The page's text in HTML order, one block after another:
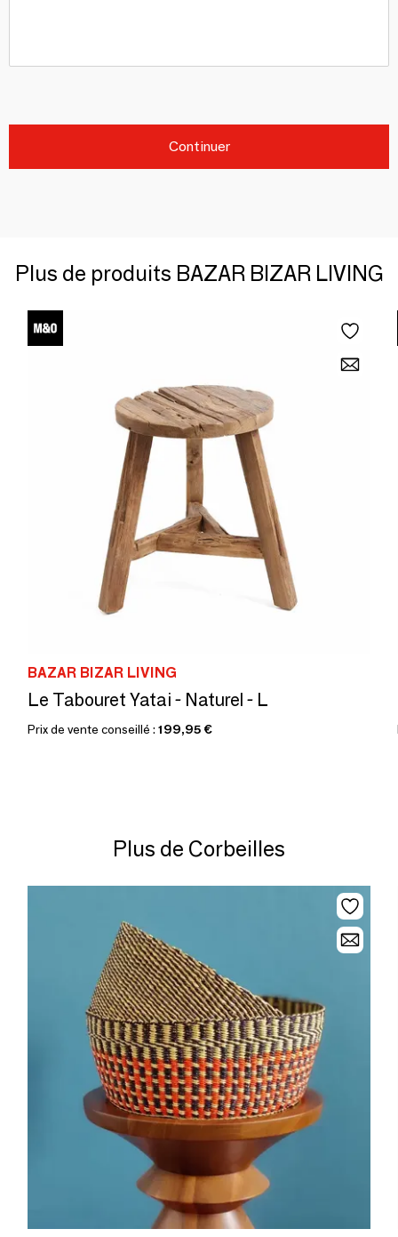
Continuer
Plus de produits BAZAR BIZAR LIVING
BAZAR BIZAR LIVING
Le Tabouret Yatai - Naturel - L
Prix de vente conseillé : 199,95 €
Plus de Corbeilles